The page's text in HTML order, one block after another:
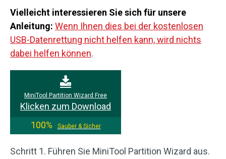
Vielleicht interessieren Sie sich für unsere
Anleitung: Wenn Ihnen dies bei der kostenlosen
USB-Datenrettung nicht helfen kann, wird nichts
dabei helfen können.
MiniTool Partition Wizard Free
Klicken zum Download
100%
Sauber & Sicher
Schritt 1. Führen Sie MiniTool Partition Wizard aus.